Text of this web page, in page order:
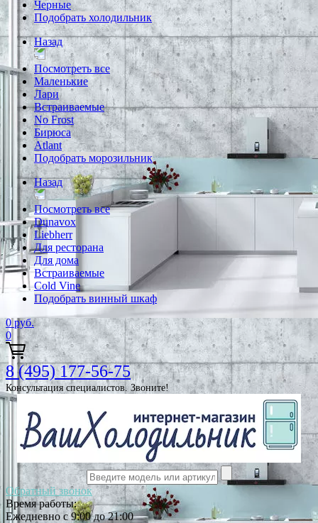
Черные
Подобрать холодильник
Назад
Посмотреть все
Маленькие
Лари
Встраиваемые
No Frost
Бирюса
Atlant
Подобрать морозильник
Назад
Посмотреть все
Dunavox
Liebherr
Для ресторана
Для дома
Встраиваемые
Cold Vine
Подобрать винный шкаф
0 руб.
0
8 (495) 177-56-75
Консультация специалистов. Звоните!
Обратный звонок
Время работы:
Ежедневно с 9:00 до 21:00